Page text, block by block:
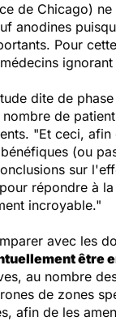
de Chicago)
anodines
Pour
dite de
de
"Et ceci, afin
(ou
sur
pour répondre
incroyable."
avec les
être
au nombre
de zones
afin de les